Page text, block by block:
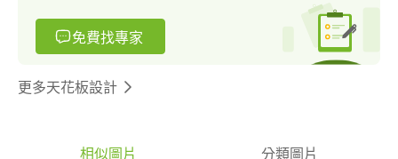
免費找專家
更多天花板設計
相似圖片 分類圖片